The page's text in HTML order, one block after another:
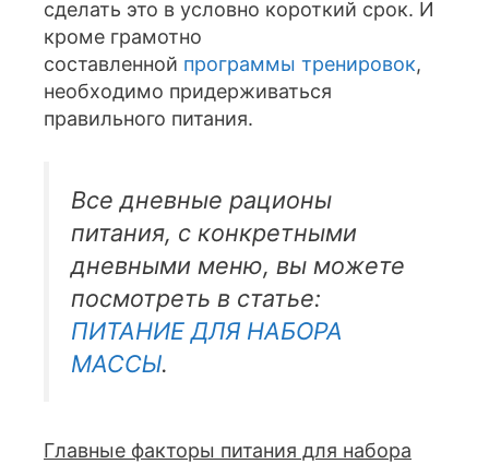
сделать это в условно короткий срок. И
кроме грамотно
составленной программы тренировок,
необходимо придерживаться
правильного питания.
Все дневные рационы
питания, с конкретными
дневными меню, вы можете
посмотреть в статье:
ПИТАНИЕ ДЛЯ НАБОРА
МАССЫ.
Главные факторы питания для набора